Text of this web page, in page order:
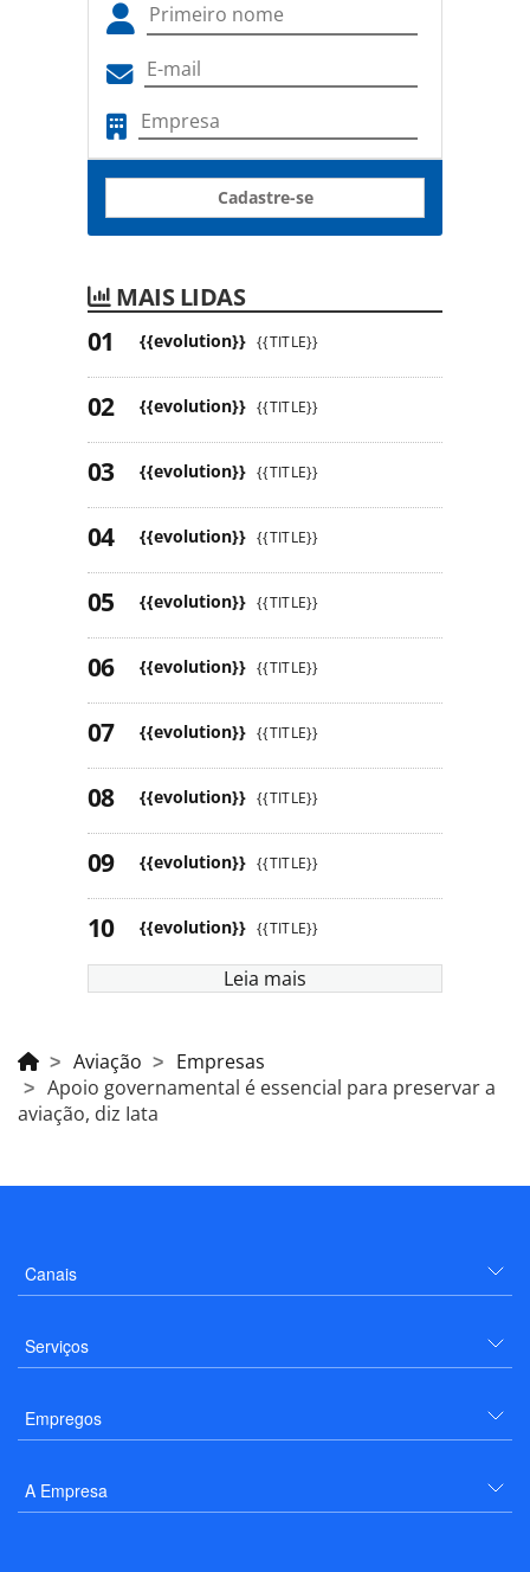
Cadastre-se
MAIS LIDAS
{{evolution}} {{TITLE}}
{{evolution}} {{TITLE}}
{{evolution}} {{TITLE}}
{{evolution}} {{TITLE}}
{{evolution}} {{TITLE}}
{{evolution}} {{TITLE}}
{{evolution}} {{TITLE}}
{{evolution}} {{TITLE}}
{{evolution}} {{TITLE}}
{{evolution}} {{TITLE}}
Leia mais
Aviação
Empresas
Apoio governamental é essencial para preservar a
aviação, diz Iata
Canais
Serviços
Empregos
A Empresa